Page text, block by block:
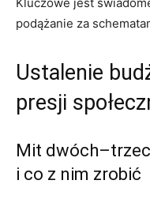
Kluczowe jest
podążanie za
Ustalenie
presji
Mit
i co z nim zrobić